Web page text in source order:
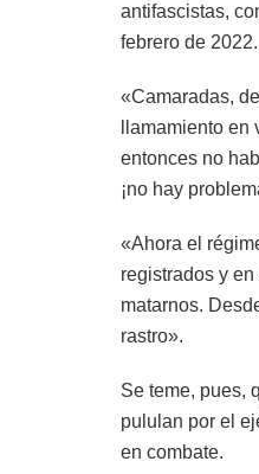
antifascistas,
febrero de 2022.
«Camaradas,
llamamiento
entonces no
¡no hay
«Ahora el
registrados y
matarnos.
rastro».
Se teme, pues,
pululan por el
en combate.